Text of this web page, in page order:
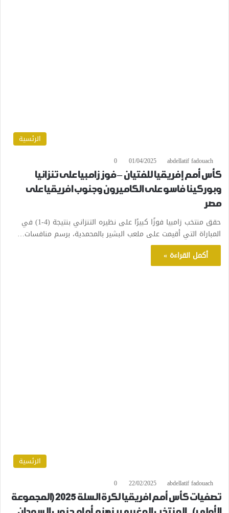
الرئسية
abdellatif fadouach
01/04/2025
0
كأس أمم إفريقيا للفتيان – فوز زامبيا على تنزانيا
وبوركينا فاسو على الكاميرون وجنوب افريقيا على
مصر
حقق منتخب زامبيا فوزًا كبيرًا على نظيره التنزاني بنتيجة (4-1) في
المباراة التي أقيمت على ملعب البشير بالمحمدية، برسم منافسات…
أكمل القراءة »
الرئسية
abdellatif fadouach
22/02/2025
0
تصفيات كأس أمم افريقيا لكرة السلة 2025 (المجموعة